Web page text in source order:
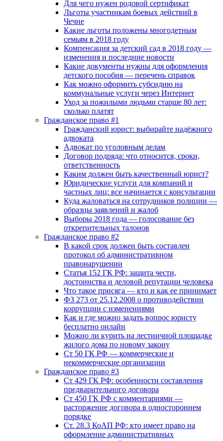
Для чего нужен родовой сертификат
Льготы участникам боевых действий в
Чечне
Какие льготы положены многодетным
семьям в 2018 году
Компенсация за детский сад в 2018 году —
изменения и последние новости
Какие документы нужны для оформления
детского пособия — перечень справок
Как можно оформить субсидию на
коммунальные услуги через Интернет
Уход за пожилыми людьми старше 80 лет:
сколько платят
Гражданское право #1
Гражданский юрист: выбирайте надёжного
адвоката
Адвокат по уголовным делам
Договор подряда: что относится, сроки,
ответственность
Каким должен быть качественный юрист?
Юридические услуги для компаний и
частных лиц: все начинается с консультации
Куда жаловаться на сотрудников полиции —
образцы заявлений и жалоб
Выборы 2018 года — голосование без
открепительных талонов
Гражданское право #2
В какой срок должен быть составлен
протокол об административном
правонарушении
Статья 152 ГК РФ: защита чести,
достоинства и деловой репутации человека
Что такое присяга — кто и как ее принимает
ФЗ 273 от 25.12.2008 о противодействии
коррупции с изменениями
Как и где можно задать вопрос юристу
бесплатно онлайн
Можно ли курить на лестничной площадке
жилого дома по новому закону
Ст 50 ГК РФ — коммерческие и
некоммерческие организации
Гражданское право #3
Ст 429 ГК РФ: особенности составления
предварительного договора
Ст 450 ГК РФ с комментариями —
расторжение договора в одностороннем
порядке
Ст. 28.3 КоАП РФ: кто имеет право на
оформление административных